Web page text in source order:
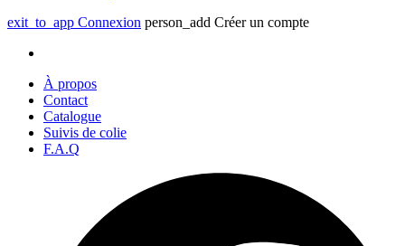
exit_to_app Connexion person_add Créer un compte
À propos
Contact
Catalogue
Suivis de colie
F.A.Q